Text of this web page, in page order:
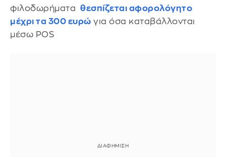
φιλοδωρήματα θεσπίζεται αφορολόγητο
μέχρι τα 300 ευρώ για όσα καταβάλλονται
μέσω POS